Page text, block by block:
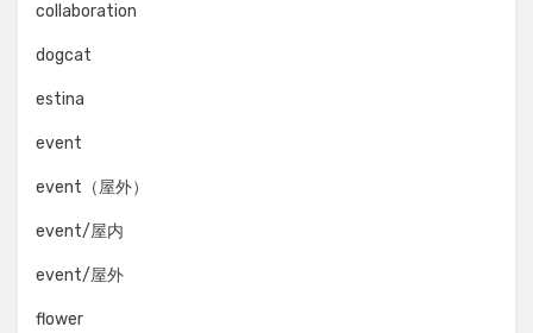
collaboration
dogcat
estina
event
event（屋外）
event/屋内
event/屋外
flower